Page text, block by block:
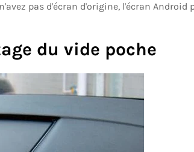
pas d'écran d'origine, l'écran
du vide poche